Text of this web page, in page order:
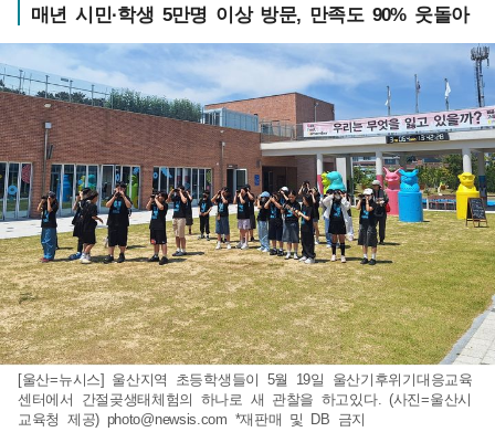
매년 시민·학생 5만명 이상 방문, 만족도 90% 웃돌아
[울산=뉴시스] 울산지역 초등학생들이 5월 19일 울산기후위기대응교육
센터에서 간절곶생태체험의 하나로 새 관찰을 하고있다. (사진=울산시
교육청 제공) photo@newsis.com *재판매 및 DB 금지